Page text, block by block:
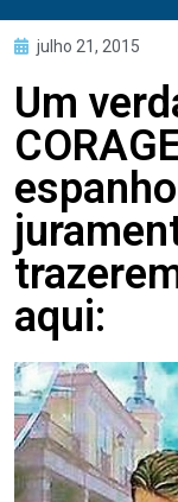
julho 21, 2015
Um
aqui: